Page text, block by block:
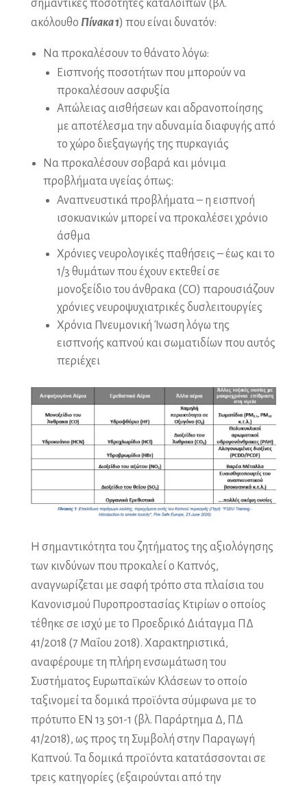
σημαντικές ποσότητες καταλοίπων (βλ.
ακόλουθο Πίνακα 1) που είναι δυνατόν:
Να προκαλέσουν το θάνατο λόγω:
Εισπνοής ποσοτήτων που μπορούν να
προκαλέσουν ασφυξία
Απώλειας αισθήσεων και αδρανοποίησης
με αποτέλεσμα την αδυναμία διαφυγής από
το χώρο διεξαγωγής της πυρκαγιάς
Να προκαλέσουν σοβαρά και μόνιμα
προβλήματα υγείας όπως:
Αναπνευστικά προβλήματα – η εισπνοή
ισοκυανικών μπορεί να προκαλέσει χρόνιο
άσθμα
Χρόνιες νευρολογικές παθήσεις – έως και το
1/3 θυμάτων που έχουν εκτεθεί σε
μονοξείδιο του άνθρακα (CO) παρουσιάζουν
χρόνιες νευροψυχιατρικές δυσλειτουργίες
Χρόνια Πνευμονική Ίνωση λόγω της
εισπνοής καπνού και σωματιδίων που αυτός
περιέχει
Η σημαντικότητα του ζητήματος της αξιολόγησης
των κινδύνων που προκαλεί ο Καπνός,
αναγνωρίζεται με σαφή τρόπο στα πλαίσια του
Κανονισμού Πυροπροστασίας Κτιρίων ο οποίος
τέθηκε σε ισχύ με το Προεδρικό Διάταγμα ΠΔ
41/2018 (7 Μαΐου 2018). Χαρακτηριστικά,
αναφέρουμε τη πλήρη ενσωμάτωση του
Συστήματος Ευρωπαϊκών Κλάσεων το οποίο
ταξινομεί τα δομικά προϊόντα σύμφωνα με το
πρότυπο ΕΝ 13 501-1 (βλ. Παράρτημα Δ, ΠΔ
41/2018), ως προς τη Συμβολή στην Παραγωγή
Καπνού. Τα δομικά προϊόντα κατατάσσονται σε
τρεις κατηγορίες (εξαιρούνται από την